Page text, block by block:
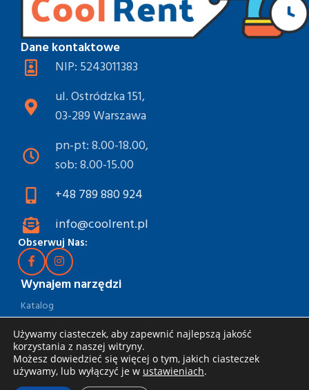
Dane kontaktowe
NIP: 5243011383
ul. Ostródzka 151,
03-289 Warszawa
pn-pt: 8.00-18.00,
sob: 8.00-15.00
+48 789 880 924
info@coolrent.pl
Obserwuj Nas:
Wynajem narzędzi
Katalog
Rabaty i akcje
Jak wynająć
Dostawa i odbiór
Używamy ciasteczek, aby zapewnić najlepszą jakość
korzystania z naszej witryny.
Możesz dowiedzieć się więcej o tym, jakich ciasteczek
używamy, lub wyłączyć je w ustawieniach.